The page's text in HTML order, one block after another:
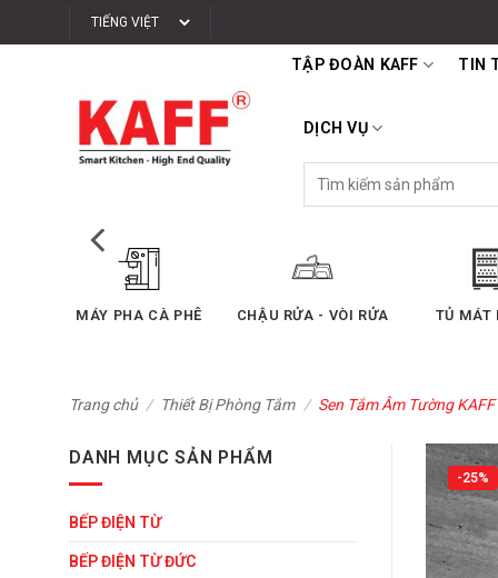
qua
TẬP ĐOÀN KAFF TIN
DỊCH VỤ
kiếm:
MÁY PHA CÀ PHÊ CHẬU RỬA - VÒI RỬA TỦ MÁT
Trang chủ / Thiết Bị Phòng Tắm / Sen Tắm Âm Tường
DANH MỤC SẢN PHẨM
BẾP ĐIỆN TỪ
BẾP ĐIỆN TỪ ĐỨC
-25%